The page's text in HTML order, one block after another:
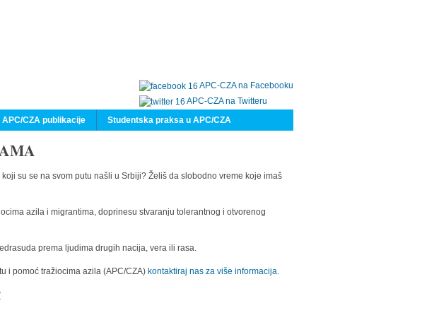
APC-CZA na Facebooku
APC-CZA na Twitteru
APC/CZA publikacije Studentska praksa u APC/CZA
su se na svom putu našli u Srbiji? Želiš da slobodno vreme koje imaš
azila i migrantima, doprinesu stvaranju tolerantnog i otvorenog
prema ljudima drugih nacija, vera ili rasa.
i pomoć tražiocima azila (APC/CZA) kontaktiraj nas za više informacija.